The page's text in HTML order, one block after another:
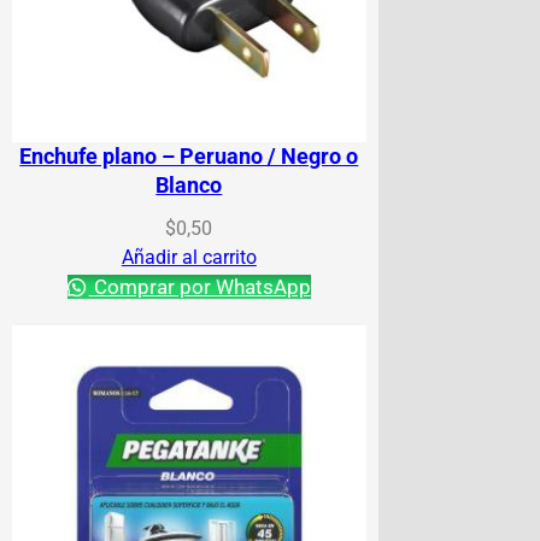
Enchufe plano – Peruano / Negro o
Blanco
$0,50
Añadir al carrito
Comprar por WhatsApp